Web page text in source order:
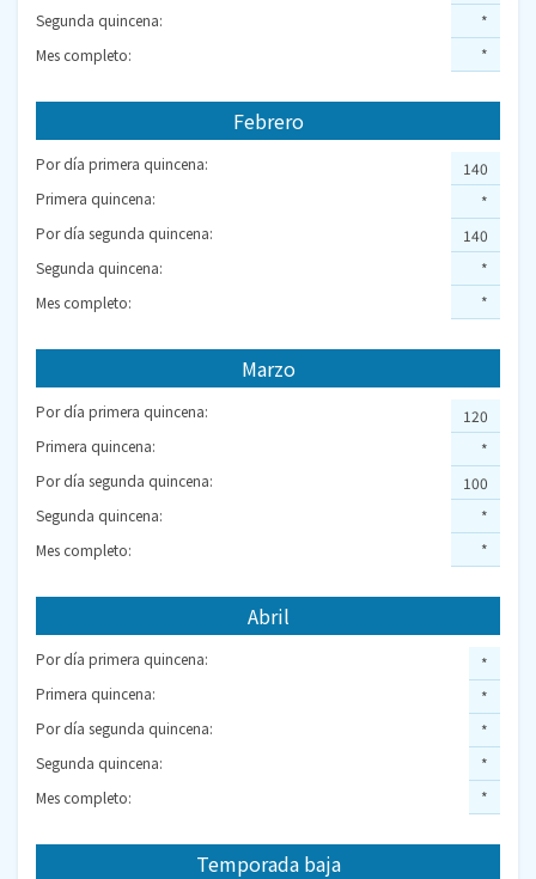
Segunda quincena:
Mes completo:
*
*
Febrero
Por día primera quincena:
Primera quincena:
Por día segunda quincena:
Segunda quincena:
Mes completo:
140
*
140
*
*
Marzo
Por día primera quincena:
Primera quincena:
Por día segunda quincena:
Segunda quincena:
Mes completo:
120
*
100
*
*
Abril
Por día primera quincena:
Primera quincena:
Por día segunda quincena:
Segunda quincena:
Mes completo:
*
*
*
*
*
Temporada baja